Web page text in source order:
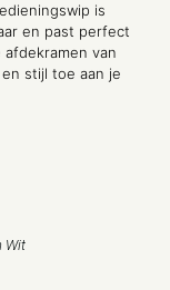
is
en past perfect
van
en stijl toe aan je
Wit